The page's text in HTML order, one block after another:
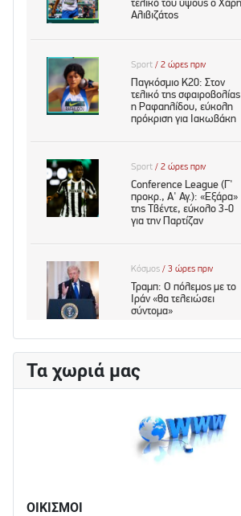
Τα χωριά μας
ΟΙΚΙΣΜΟΙ